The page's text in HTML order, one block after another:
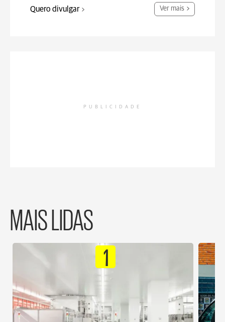
Quero divulgar Ver mais
PUBLICIDADE
MAIS LIDAS
1